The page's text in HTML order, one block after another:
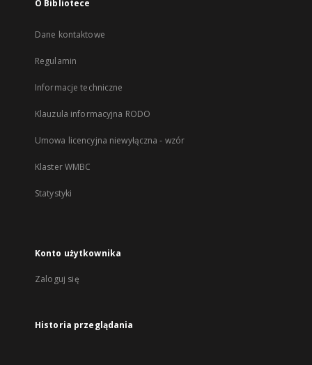
O Bibliotece
Dane kontaktowe
Regulamin
Informacje techniczne
Klauzula informacyjna RODO
Umowa licencyjna niewyłączna - wzór
Klaster WMBC
Statystyki
Konto użytkownika
Zaloguj się
Historia przeglądania